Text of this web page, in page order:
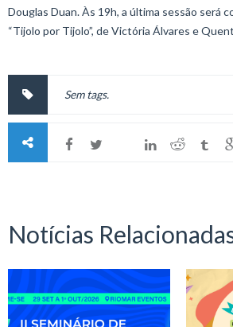
Douglas Duan. Às 19h, a última sessão será
“Tijolo por Tijolo”, de Victória Álvares e
Sem tags.
Notícias